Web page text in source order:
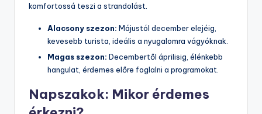
komfortossá teszi a strandolást.
Alacsony szezon: Májustól december elejéig,
kevesebb turista, ideális a nyugalomra vágyóknak.
Magas szezon: Decembertől áprilisig, élénkebb
hangulat, érdemes előre foglalni a programokat.
Napszakok: Mikor érdemes